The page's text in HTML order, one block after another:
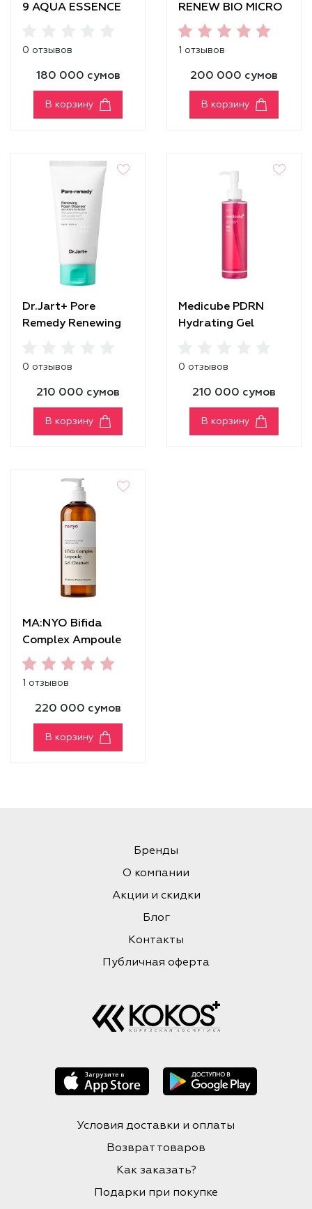
9 AQUA ESSENCE
0 отзывов
180 000 сумов
В корзину
RENEW BIO MICRO
PEEL CLEANSING
FOAM
1 отзывов
200 000 сумов
В корзину
Dr.Jart+ Pore
Remedy Renewing
0 отзывов
210 000 сумов
В корзину
Medicube PDRN
Hydrating Gel
0 отзывов
210 000 сумов
В корзину
MA:NYO Bifida
Complex Ampoule
Gel Cleanser
1 отзывов
220 000 сумов
В корзину
Бренды
О компании
Акции и скидки
Блог
Контакты
Публичная оферта
Условия доставки и оплаты
Возврат товаров
Как заказать?
Подарки при покупке